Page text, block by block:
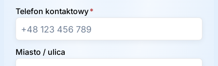
Telefon kontaktowy*
Miasto / ulica